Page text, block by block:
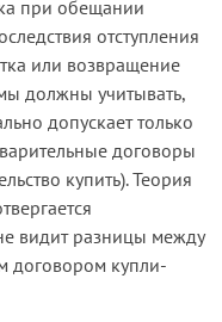
при обещании
отступления
или возвращение
должны учитывать,
допускает только
договоры
купить). Теория
видит разницы между
договором купли-